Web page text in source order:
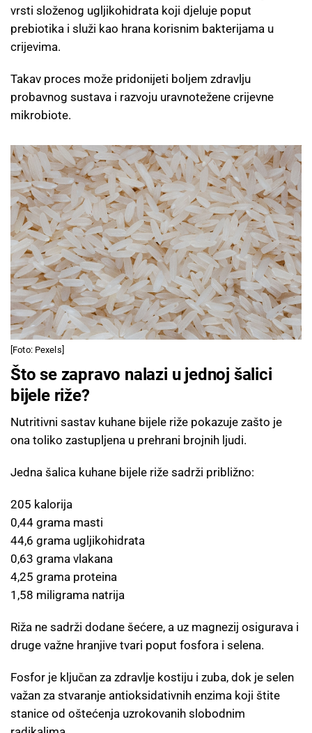
vrsti složenog ugljikohidrata koji djeluje poput
prebiotika i služi kao hrana korisnim bakterijama u
crijevima.
Takav proces može pridonijeti boljem zdravlju
probavnog sustava i razvoju uravnotežene crijevne
mikrobiote.
[Foto: Pexels]
Što se zapravo nalazi u jednoj šalici
bijele riže?
Nutritivni sastav kuhane bijele riže pokazuje zašto je
ona toliko zastupljena u prehrani brojnih ljudi.
Jedna šalica kuhane bijele riže sadrži približno:
205 kalorija
0,44 grama masti
44,6 grama ugljikohidrata
0,63 grama vlakana
4,25 grama proteina
1,58 miligrama natrija
Riža ne sadrži dodane šećere, a uz magnezij osigurava i
druge važne hranjive tvari poput fosfora i selena.
Fosfor je ključan za zdravlje kostiju i zuba, dok je selen
važan za stvaranje antioksidativnih enzima koji štite
stanice od oštećenja uzrokovanih slobodnim